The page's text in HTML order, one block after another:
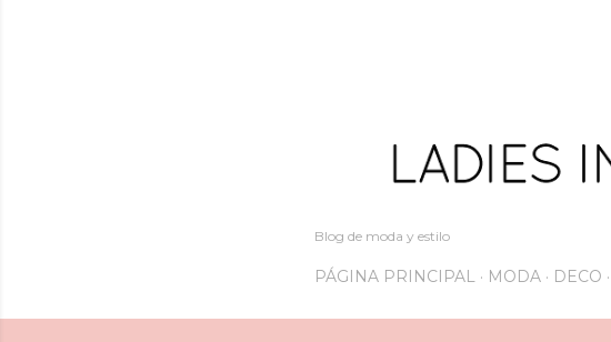
Blog de moda y estilo
PÁGINA PRINCIPAL MODA DECO